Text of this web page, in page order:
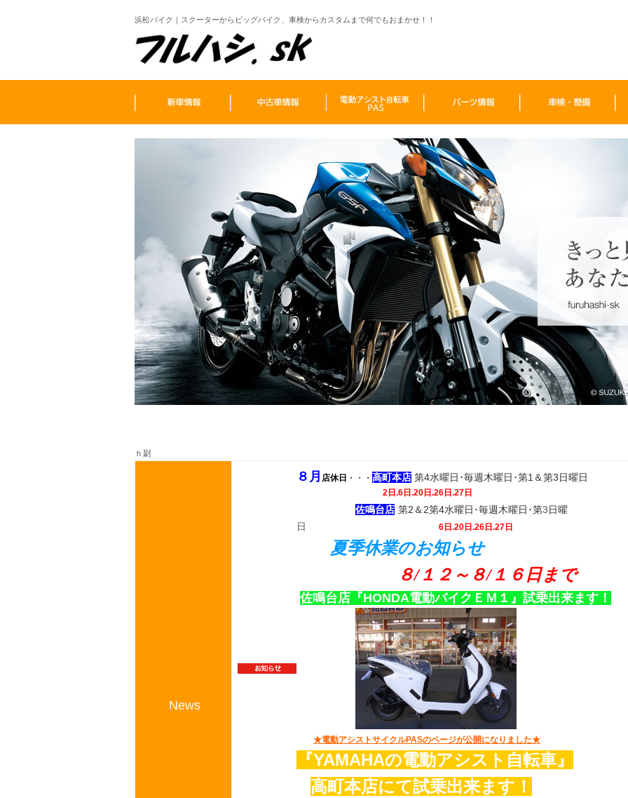
浜松バイク｜スクーターからビッグバイク、車検からカスタムまで何でもおまかせ！！
ｈ尉
News
８月 店休日 ・・・ 高町本店 第4水曜日 ･毎週木曜日･第1＆第3日曜日
2日.6日.20日.26日.27日
佐鳴台店 第2 ＆2第4水曜日･毎週木曜日 ･第3日曜
日
6日.20日.26日.27日
夏季休業のお知らせ
８/１２～８/１６日まで
佐鳴台店 『HONDA電動バイクＥＭ１』 試乗出来ます！
★電動アシストサイクルPASのページが公開になりました★
『YAMAHAの電動アシスト自転車』
高町本店にて試乗出来ます！